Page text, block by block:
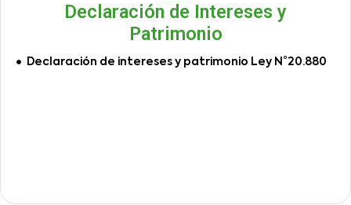
Declaración de Intereses y
Patrimonio
Declaración de intereses y patrimonio Ley N°20.880